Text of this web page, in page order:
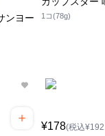
ンヨー 1コ(78g)
¥178(税込